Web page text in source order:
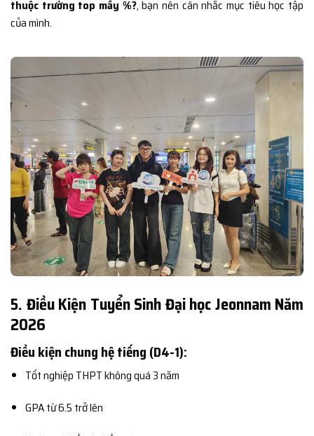
thuộc trường top mấy %?, bạn nên cân nhắc mục tiêu học tập
của mình.
5. Điều Kiện Tuyển Sinh Đại học Jeonnam Năm
2026
Điều kiện chung hệ tiếng (D4-1):
Tốt nghiệp THPT không quá 3 năm
GPA từ 6.5 trở lên